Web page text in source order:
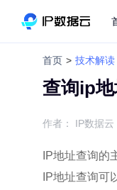
首页 > 技术解读
查询ip
作者： IP数据云
IP地址查询的
IP地址查询可